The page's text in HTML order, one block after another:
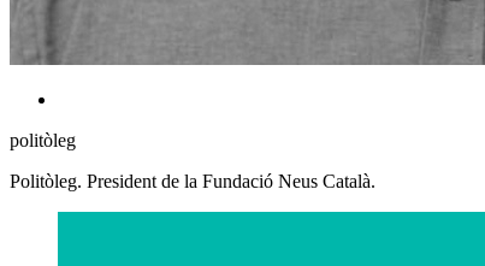
politòleg
Politòleg. President de la Fundació Neus Català.